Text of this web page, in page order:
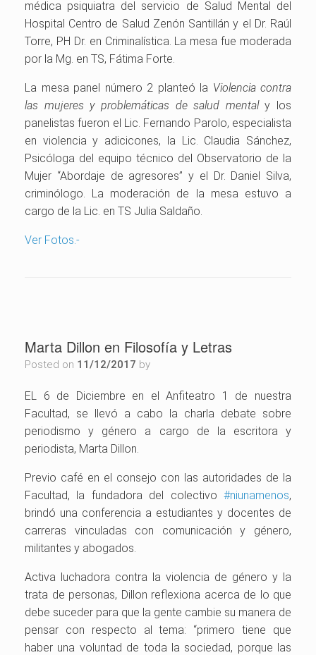
médica psiquiatra del servicio de Salud Mental del
Hospital Centro de Salud Zenón Santillán y el Dr. Raúl
Torre, PH Dr. en Criminalística. La mesa fue moderada
por la Mg. en TS, Fátima Forte.
La mesa panel número 2 planteó la Violencia contra
las mujeres y problemáticas de salud mentaly los
panelistas fueron el Lic. Fernando Parolo, especialista
en violencia y adicicones, la Lic. Claudia Sánchez,
Psicóloga del equipo técnico del Observatorio de la
Mujer “Abordaje de agresores” y el Dr. Daniel Silva,
criminólogo. La moderación de la mesa estuvo a
cargo de la Lic. en TS Julia Saldaño.
Ver Fotos.-
Marta Dillon en Filosofía y Letras
Posted on 11/12/2017 by
EL 6 de Diciembre en el Anfiteatro 1 de nuestra
Facultad, se llevó a cabo la charla debate sobre
periodismo y género a cargo de la escritora y
periodista, Marta Dillon.
Previo café en el consejo con las autoridades de la
Facultad, la fundadora del colectivo #niunamenos,
brindó una conferencia a estudiantes y docentes de
carreras vinculadas con comunicación y género,
militantes y abogados.
Activa luchadora contra la violencia de género y la
trata de personas, Dillon reflexiona acerca de lo que
debe suceder para que la gente cambie su manera de
pensar con respecto al tema: “primero tiene que
haber una voluntad de toda la sociedad, porque las